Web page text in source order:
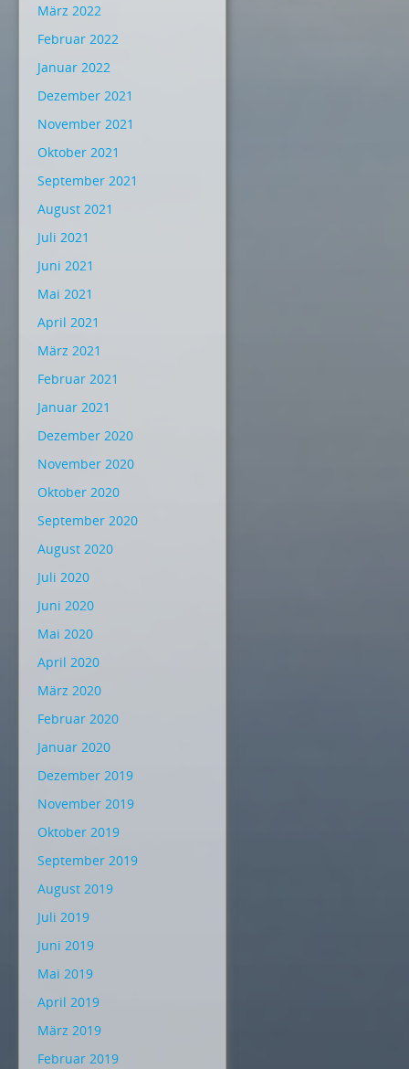
März 2022
Februar 2022
Januar 2022
Dezember 2021
November 2021
Oktober 2021
September 2021
August 2021
Juli 2021
Juni 2021
Mai 2021
April 2021
März 2021
Februar 2021
Januar 2021
Dezember 2020
November 2020
Oktober 2020
September 2020
August 2020
Juli 2020
Juni 2020
Mai 2020
April 2020
März 2020
Februar 2020
Januar 2020
Dezember 2019
November 2019
Oktober 2019
September 2019
August 2019
Juli 2019
Juni 2019
Mai 2019
April 2019
März 2019
Februar 2019